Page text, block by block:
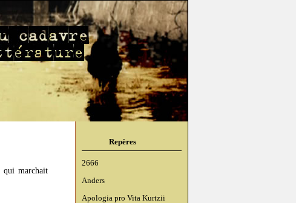
Repères
2666
Anders
Apologia pro Vita Kurtzii
qui marchait